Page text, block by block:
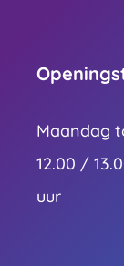
Maandag
12.00 /
uur